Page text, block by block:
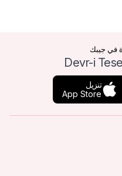
في جيبك
تنزيل
App Store